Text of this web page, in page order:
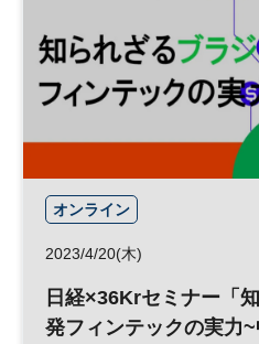
オンライン
2023/4/20(木)
日経×36Krセミナー「
発フィンテックの実力